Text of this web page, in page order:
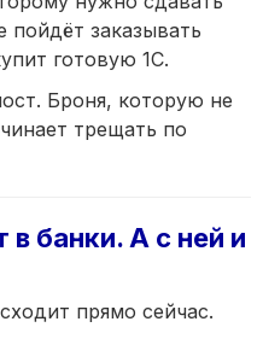
пойдёт заказывать
готовую 1С.
Броня, которую не
трещать по
в банки. А с ней и
прямо сейчас.